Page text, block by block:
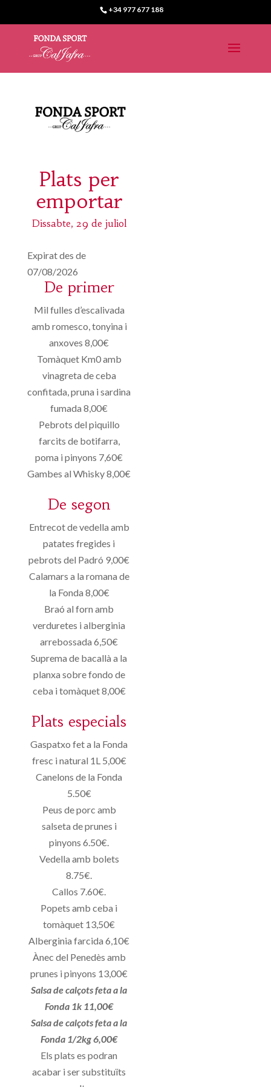
+34 977 677 188
Plats per
emportar
Dissabte, 29 de juliol
Expirat des de
07/08/2026
De primer
Mil fulles d’escalivada
amb romesco, tonyina i
anxoves 8,00€
Tomàquet Km0 amb
vinagreta de ceba
confitada, pruna i sardina
fumada 8,00€
Pebrots del piquillo
farcits de botifarra,
poma i pinyons 7,60€
Gambes al Whisky 8,00€
De segon
Entrecot de vedella amb
patates fregides i
pebrots del Padró 9,00€
Calamars a la romana de
la Fonda 8,00€
Braó al forn amb
verduretes i alberginia
arrebossada 6,50€
Suprema de bacallà a la
planxa sobre fondo de
ceba i tomàquet 8,00€
Plats especials
Gaspatxo fet a la Fonda
fresc i natural 1L 5,00€
Canelons de la Fonda
5.50€
Peus de porc amb
salseta de prunes i
pinyons 6.50€.
Vedella amb bolets
8.75€.
Callos 7.60€.
Popets amb ceba i
tomàquet 13,50€
Alberginia farcida 6,10€
Ànec del Penedès amb
prunes i pinyons 13,00€
Salsa de calçots feta a la
Fonda 1k 11,00€
Salsa de calçots feta a la
Fonda 1/2kg 6,00€
Els plats es podran
acabar i ser substituïts